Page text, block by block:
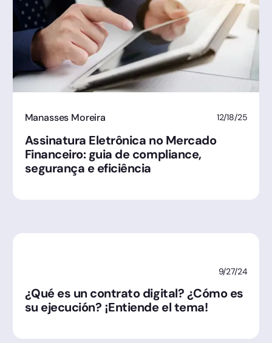
Manasses Moreira 12/18/25
Assinatura Eletrônica no Mercado
Financeiro: guia de compliance,
segurança e eficiência
9/27/24
¿Qué es un contrato digital? ¿Cómo es
su ejecución? ¡Entiende el tema!